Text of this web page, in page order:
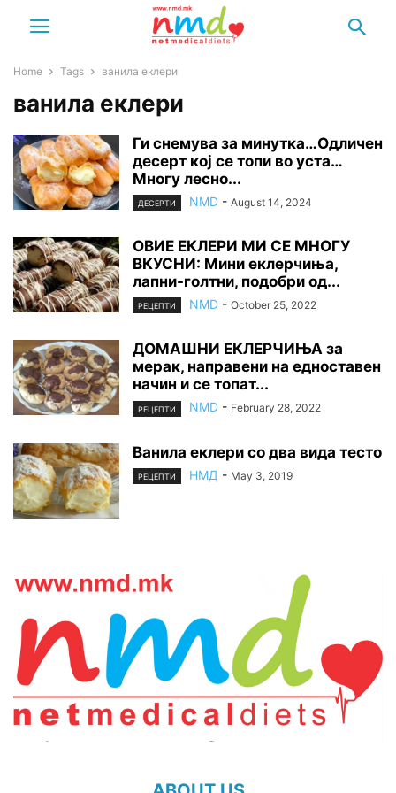
Home Tags ванила еклери
ванила еклери
Ги снемува за минутка…Одличен
десерт кој се топи во уста…
Многу лесно...
ДЕСЕРТИ NMD - August 14, 2024
ОВИЕ ЕКЛЕРИ МИ СЕ МНОГУ
ВКУСНИ: Мини еклерчиња,
лапни-голтни, подобри од...
РЕЦЕПТИ NMD - October 25, 2022
ДОМАШНИ ЕКЛЕРЧИЊА за
мерак, направени на едноставен
начин и се топат...
РЕЦЕПТИ NMD - February 28, 2022
Ванила еклери со два вида тесто
РЕЦЕПТИ НМД - May 3, 2019